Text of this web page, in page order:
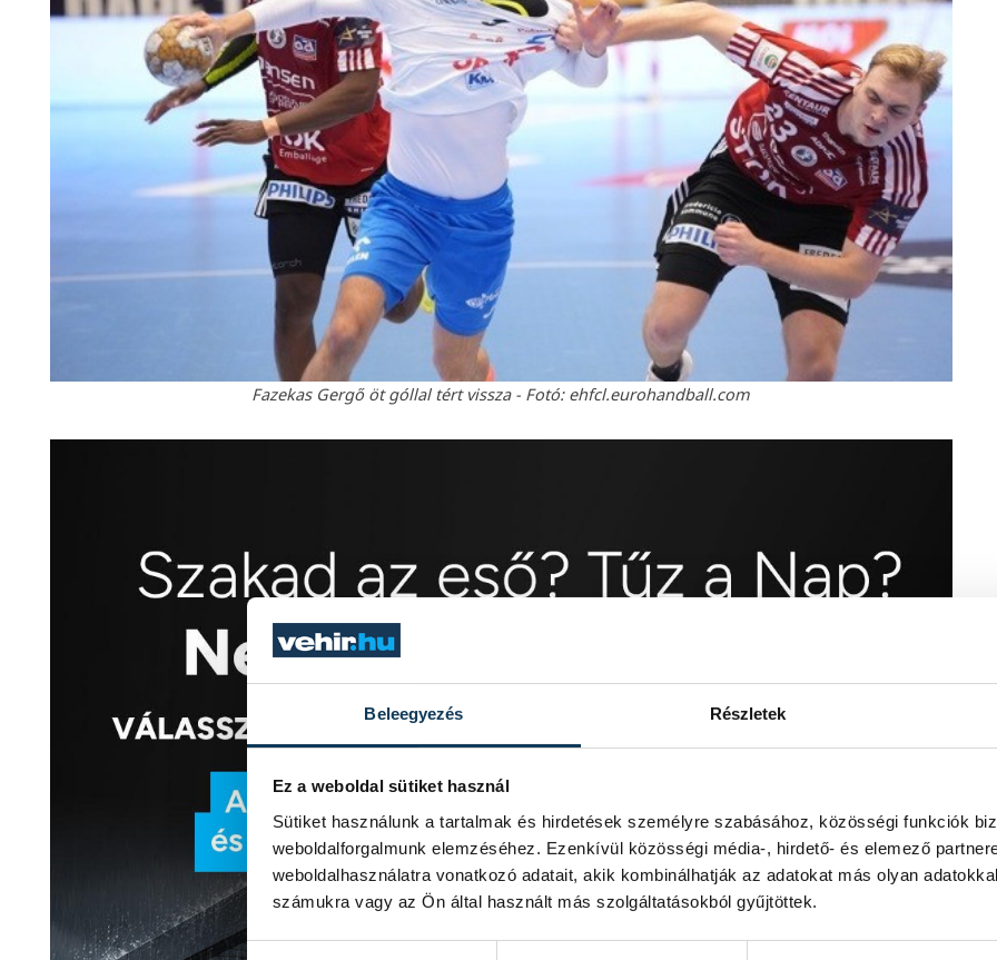
Beleegyezés Részletek
Ez a weboldal sütiket használ
Sütiket használunk a tartalmak és hirdetések személyre szabásához, közösségi funkciók
weboldalforgalmunk elemzéséhez. Ezenkívül közösségi média-, hirdető- és elemező
weboldalhasználatra vonatkozó adatait, akik kombinálhatják az adatokat más olyan
számukra vagy az Ön által használt más szolgáltatásokból gyűjtöttek.
Fazekas Gergő öt góllal tért vissza - Fotó: ehfcl.eurohandball.com